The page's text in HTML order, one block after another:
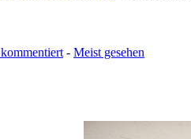
- Meist gesehen